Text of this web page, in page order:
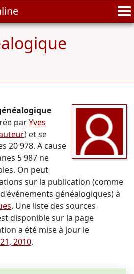
parYves
) et se
20 978. A cause
5 987 ne
On peut
sur la publication (comme
généalogiques) à
. Une liste des sources
disponible sur la page
a été mise à jour le
2010.